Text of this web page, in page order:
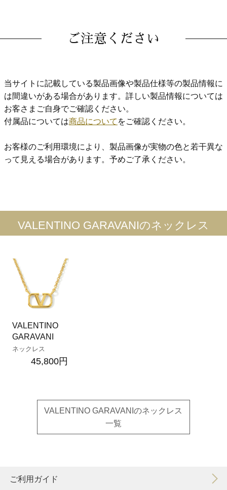
ご注意ください
当サイトに記載している製品画像や製品仕様等の製品情報に
は間違いがある場合があります。詳しい製品情報については
お客さまご自身でご確認ください。
付属品については商品について をご確認ください。
お客様のご利用環境により、製品画像が実物の色と若干異な
って見える場合があります。予めご了承ください。
VALENTINO GARAVANIのネックレス
VALENTINO
GARAVANI
ネックレス
45,800円
VALENTINO GARAVANIのネックレス
一覧
ご利用ガイド